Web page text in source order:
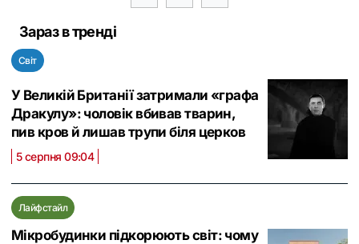
Зараз в тренді
Світ
У Великій Британії затримали «графа
Дракулу»: чоловік вбивав тварин,
пив кров й лишав трупи біля церков
5 серпня 09:04
Лайфстайл
Мікробудинки підкорюють світ: чому